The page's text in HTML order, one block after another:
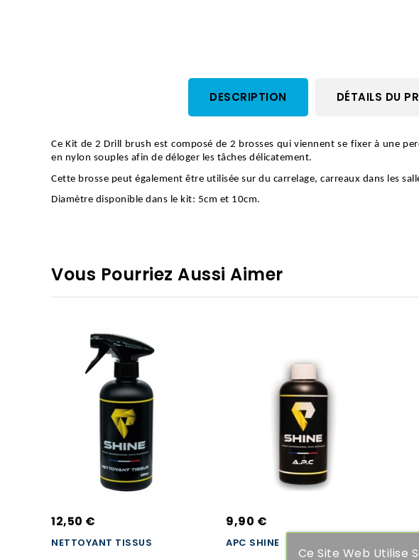
DESCRIPTION DÉTAILS DU
Ce Kit de 2 Drill brush est composé de 2 brosses qui viennent se fixer à une
en nylon souples afin de déloger les tâches délicatement.
Cette brosse peut également être utilisée sur du carrelage, carreaux dans les
Diamètre disponible dans le kit: 5cm et 10cm.
Vous Pourriez Aussi Aimer
12,50 €
NETTOYANT TISSUS
9,90 €
APC SHINE
Ce Site Web Utilise